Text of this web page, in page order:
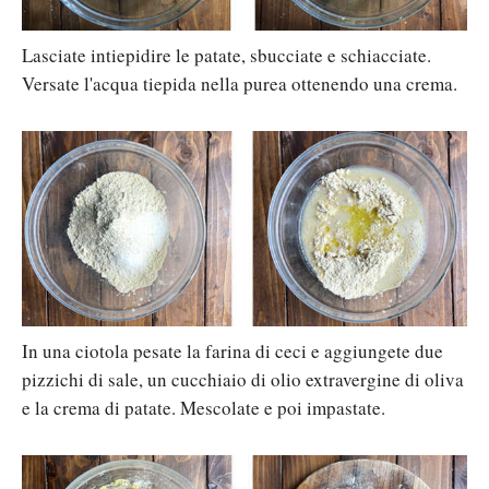
Lasciate intiepidire le patate, sbucciate e schiacciate.
Versate l'acqua tiepida nella purea ottenendo una crema.
In una ciotola pesate la farina di ceci e aggiungete due
pizzichi di sale, un cucchiaio di olio extravergine di oliva
e la crema di patate. Mescolate e poi impastate.